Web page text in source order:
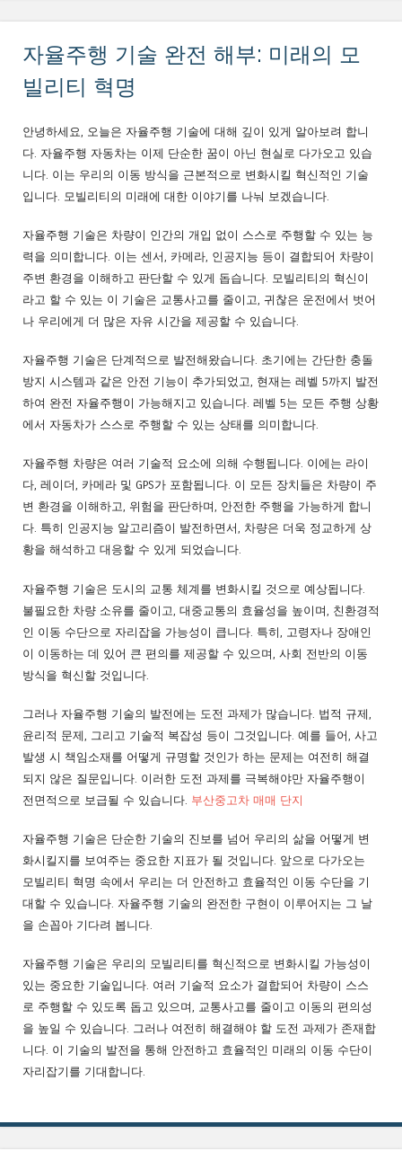
자율주행 기술 완전 해부: 미래의 모
빌리티 혁명
안녕하세요, 오늘은 자율주행 기술에 대해 깊이 있게 알아보려 합니
다. 자율주행 자동차는 이제 단순한 꿈이 아닌 현실로 다가오고 있습
니다. 이는 우리의 이동 방식을 근본적으로 변화시킬 혁신적인 기술
입니다. 모빌리티의 미래에 대한 이야기를 나눠 보겠습니다.
자율주행 기술은 차량이 인간의 개입 없이 스스로 주행할 수 있는 능
력을 의미합니다. 이는 센서, 카메라, 인공지능 등이 결합되어 차량이
주변 환경을 이해하고 판단할 수 있게 돕습니다. 모빌리티의 혁신이
라고 할 수 있는 이 기술은 교통사고를 줄이고, 귀찮은 운전에서 벗어
나 우리에게 더 많은 자유 시간을 제공할 수 있습니다.
자율주행 기술은 단계적으로 발전해왔습니다. 초기에는 간단한 충돌
방지 시스템과 같은 안전 기능이 추가되었고, 현재는 레벨 5까지 발전
하여 완전 자율주행이 가능해지고 있습니다. 레벨 5는 모든 주행 상황
에서 자동차가 스스로 주행할 수 있는 상태를 의미합니다.
자율주행 차량은 여러 기술적 요소에 의해 수행됩니다. 이에는 라이
다, 레이더, 카메라 및 GPS가 포함됩니다. 이 모든 장치들은 차량이 주
변 환경을 이해하고, 위험을 판단하며, 안전한 주행을 가능하게 합니
다. 특히 인공지능 알고리즘이 발전하면서, 차량은 더욱 정교하게 상
황을 해석하고 대응할 수 있게 되었습니다.
자율주행 기술은 도시의 교통 체계를 변화시킬 것으로 예상됩니다.
불필요한 차량 소유를 줄이고, 대중교통의 효율성을 높이며, 친환경적
인 이동 수단으로 자리잡을 가능성이 큽니다. 특히, 고령자나 장애인
이 이동하는 데 있어 큰 편의를 제공할 수 있으며, 사회 전반의 이동
방식을 혁신할 것입니다.
그러나 자율주행 기술의 발전에는 도전 과제가 많습니다. 법적 규제,
윤리적 문제, 그리고 기술적 복잡성 등이 그것입니다. 예를 들어, 사고
발생 시 책임소재를 어떻게 규명할 것인가 하는 문제는 여전히 해결
되지 않은 질문입니다. 이러한 도전 과제를 극복해야만 자율주행이
전면적으로 보급될 수 있습니다. 부산중고차 매매 단지
자율주행 기술은 단순한 기술의 진보를 넘어 우리의 삶을 어떻게 변
화시킬지를 보여주는 중요한 지표가 될 것입니다. 앞으로 다가오는
모빌리티 혁명 속에서 우리는 더 안전하고 효율적인 이동 수단을 기
대할 수 있습니다. 자율주행 기술의 완전한 구현이 이루어지는 그 날
을 손꼽아 기다려 봅니다.
자율주행 기술은 우리의 모빌리티를 혁신적으로 변화시킬 가능성이
있는 중요한 기술입니다. 여러 기술적 요소가 결합되어 차량이 스스
로 주행할 수 있도록 돕고 있으며, 교통사고를 줄이고 이동의 편의성
을 높일 수 있습니다. 그러나 여전히 해결해야 할 도전 과제가 존재합
니다. 이 기술의 발전을 통해 안전하고 효율적인 미래의 이동 수단이
자리잡기를 기대합니다.